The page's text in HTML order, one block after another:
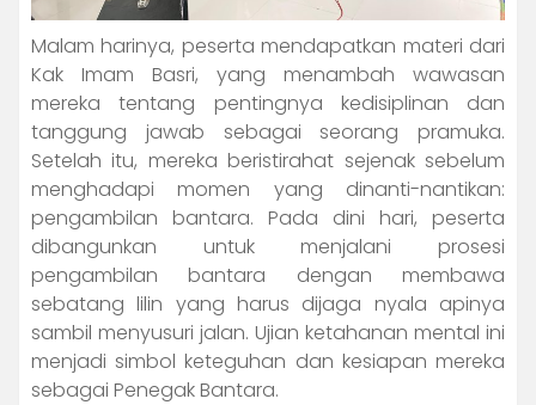
Malam harinya, peserta mendapatkan materi dari
Kak Imam Basri, yang menambah wawasan
mereka tentang pentingnya kedisiplinan dan
tanggung jawab sebagai seorang pramuka.
Setelah itu, mereka beristirahat sejenak sebelum
menghadapi momen yang dinanti-nantikan:
pengambilan bantara. Pada dini hari, peserta
dibangunkan untuk menjalani prosesi
pengambilan bantara dengan membawa
sebatang lilin yang harus dijaga nyala apinya
sambil menyusuri jalan. Ujian ketahanan mental ini
menjadi simbol keteguhan dan kesiapan mereka
sebagai Penegak Bantara.